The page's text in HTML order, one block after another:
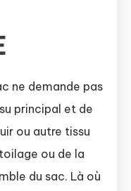
ne demande pas
principal et de
ou autre tissu
ou de la
du sac. Là où